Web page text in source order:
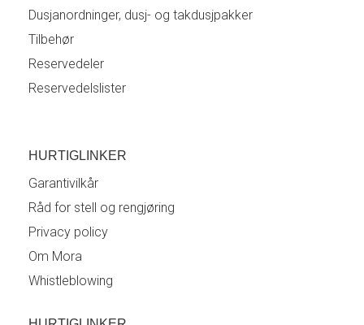
Dusjanordninger, dusj- og takdusjpakker
Tilbehør
Reservedeler
Reservedelslister
HURTIGLINKER
Garantivilkår
Råd for stell og rengjøring
Privacy policy
Om Mora
Whistleblowing